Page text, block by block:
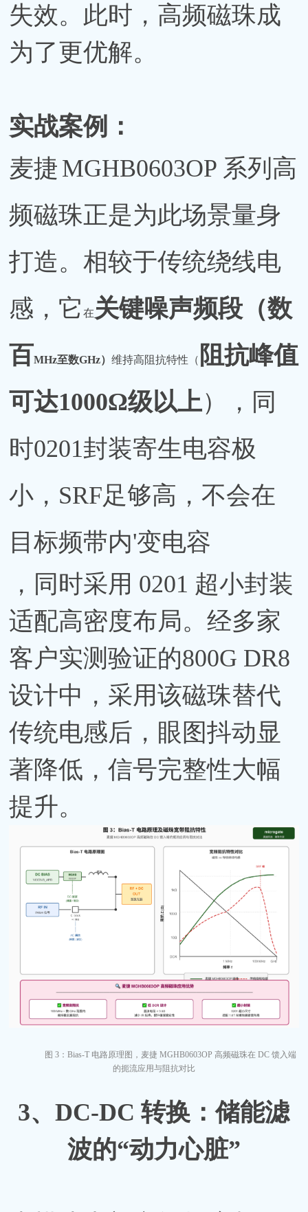
失效。此时，高频磁珠成
为了更优解。
实战案例：
麦捷 MGHB0603OP 系列高
频磁珠正是为此场景量身
打造。相较于传统绕线电
感，它在 关键噪声频段（数
百MHz至数GHz）维持高阻抗特性（ 阻抗峰值
可达1000Ω级以上），同
时0201封装寄生电容极
小，SRF足够高，不会在
目标频带内'变电容
，同时采用 0201 超小封装
适配高密度布局。经多家
客户实测验证的800G DR8
设计中，采用该磁珠替代
传统电感后，眼图抖动显
著降低，信号完整性大幅
提升。
图 3：Bias-T 电路原理图， 麦捷 MGHB0603OP 高频磁珠在 DC 馈入端
的扼流应用与阻抗对比
3、DC-DC 转换：储能滤
波的“动力心脏”